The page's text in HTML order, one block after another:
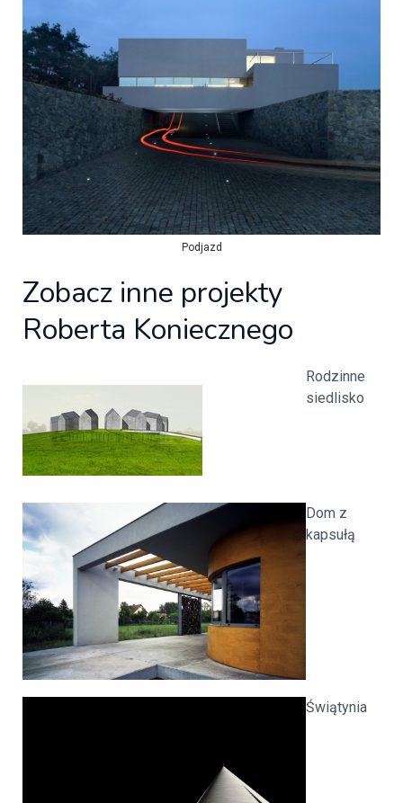
Podjazd
Zobacz inne projekty
Roberta Koniecznego
Rodzinne
siedlisko
Dom z
kapsułą
Świątynia